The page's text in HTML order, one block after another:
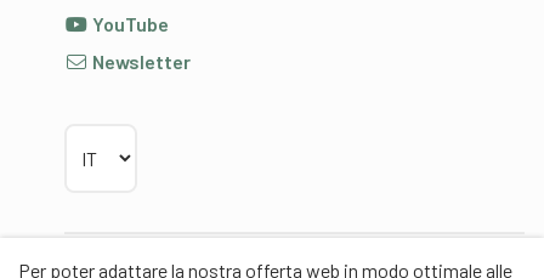
Per poter adattare la nostra offerta web in modo ottimale alle
YouTube
Newsletter